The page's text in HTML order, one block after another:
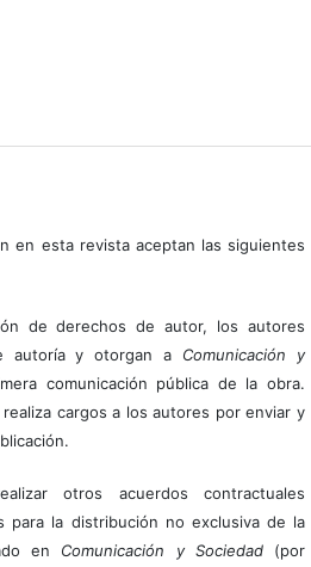
en esta revista aceptan las siguientes
de derechos de autor, los autores
autoría y otorgan a Comunicación y
comunicación pública de la obra.
realiza cargos a los autores por enviar y
otros acuerdos contractuales
para la distribución no exclusiva de la
en Comunicación y Sociedad(por